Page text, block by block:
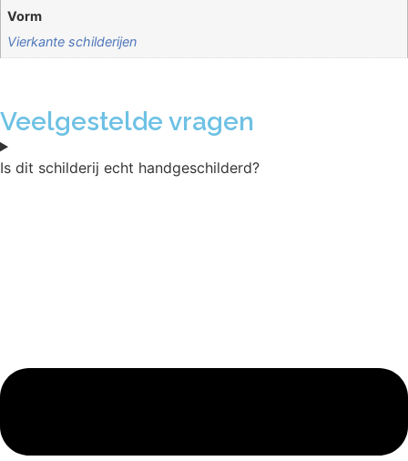
Vorm
Vierkante schilderijen
Veelgestelde vragen
Is dit schilderij echt handgeschilderd?